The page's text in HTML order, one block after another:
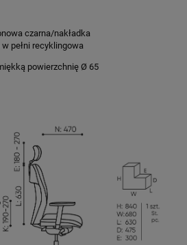
czarna/nakładka
pełni recyklingowa
powierzchnię Ø 65